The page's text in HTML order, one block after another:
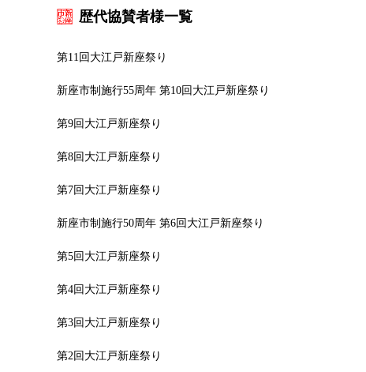
歴代協賛者様一覧
第11回大江戸新座祭り
新座市制施行55周年 第10回大江戸新座祭り
第9回大江戸新座祭り
第8回大江戸新座祭り
第7回大江戸新座祭り
新座市制施行50周年 第6回大江戸新座祭り
第5回大江戸新座祭り
第4回大江戸新座祭り
第3回大江戸新座祭り
第2回大江戸新座祭り